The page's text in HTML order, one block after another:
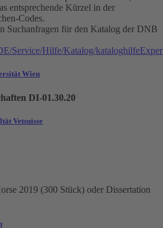
entsprechende Kürzel in der
Codes.
Suchanfragen für den Katalog der DNB
Service/Hilfe/Katalog/
Wien
DI-01.30.20
Vetsuisse
2019 (300 Stück) oder Dissertation